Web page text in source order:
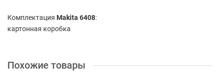
Комплектация Makita 6408:
картонная коробка
Похожие товары